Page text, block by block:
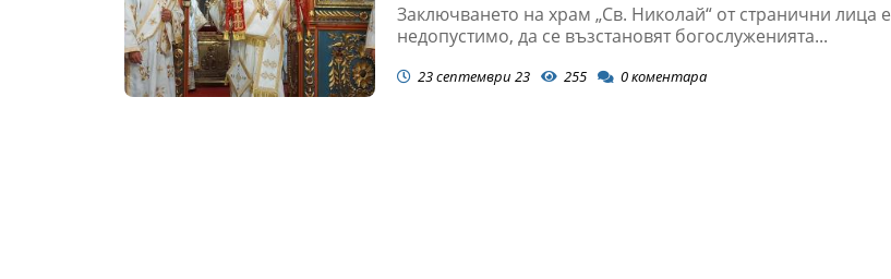
Заключването на храм „Св. Николай“ от странични лица е
недопустимо, да се възстановят богослуженията...
23 септември 23 255 0коментара